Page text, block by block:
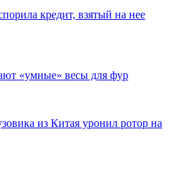
кредит, взятый на нее
«умные» весы для фур
из Китая уронил ротор на